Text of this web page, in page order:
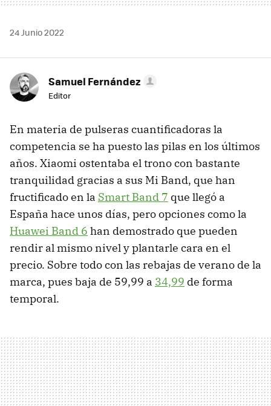
24 Junio 2022
Samuel Fernández
Editor
En materia de pulseras cuantificadoras la
competencia se ha puesto las pilas en los últimos
años. Xiaomi ostentaba el trono con bastante
tranquilidad gracias a sus Mi Band, que han
fructificado en la Smart Band 7 que llegó a
España hace unos días, pero opciones como la
Huawei Band 6 han demostrado que pueden
rendir al mismo nivel y plantarle cara en el
precio. Sobre todo con las rebajas de verano de la
marca, pues baja de 59,99 a 34,99 de forma
temporal.